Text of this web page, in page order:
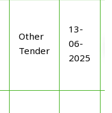
Other
Tender
13-
06-
2025